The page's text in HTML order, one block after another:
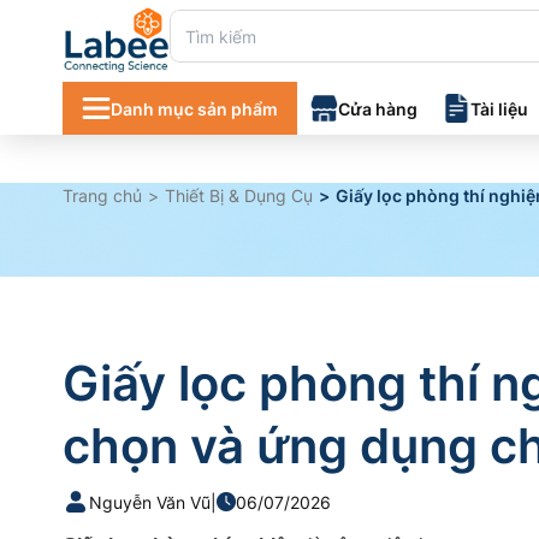
Danh mục sản phẩm Cửa hàng Tài liệu
Danh mục
Trang chủ Thiết Bị & Dụng Cụ Giấy lọc phòng thí
Giấy lọc phòng thí
chọn và ứng dụng
Nguyễn Văn Vũ 06/07/2026